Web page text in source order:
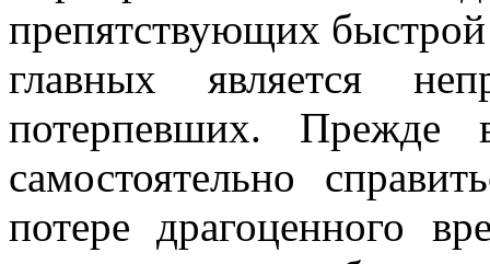
препятствующих
главных является
потерпевших. Прежде
самостоятельно
потере драгоценного